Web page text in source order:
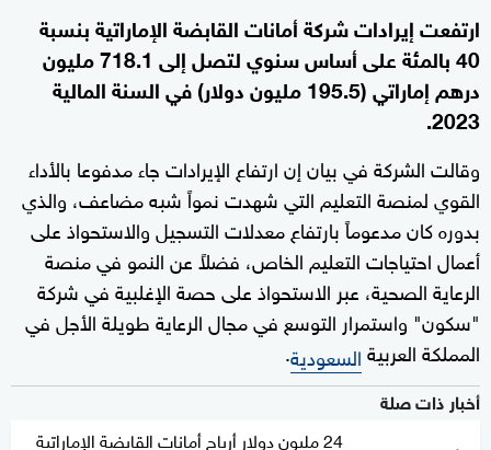
ارتفعت إيرادات شركة أمانات القابضة الإماراتية بنسبة
40 بالمئة على أساس سنوي لتصل إلى 718.1 مليون
درهم إماراتي (195.5 مليون دولار) في السنة المالية
2023.
وقالت الشركة في بيان إن ارتفاع الإيرادات جاء مدفوعا بالأداء
القوي لمنصة التعليم التي شهدت نمواً شبه مضاعف، والذي
بدوره كان مدعوماً بارتفاع معدلات التسجيل والاستحواذ على
أعمال احتياجات التعليم الخاص، فضلاً عن النمو في منصة
الرعاية الصحية، عبر الاستحواذ على حصة الإغلبية في شركة
"سكون" واستمرار التوسع في مجال الرعاية طويلة الأجل في
المملكة العربيةالسعودية.
أخبار ذات صلة
24 مليون دولار أرباح أمانات القابضة الإماراتية